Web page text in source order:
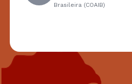
Brasileira (COAIB)